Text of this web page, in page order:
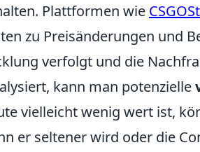
Plattformen wie
zu Preisänderungen und
verfolgt und die
kann man potenzielle
vielleicht wenig wert ist,
er seltener wird oder die